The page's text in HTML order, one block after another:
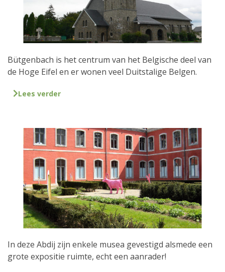
Bütgenbach is het centrum van het Belgische deel van
de Hoge Eifel en er wonen veel Duitstalige Belgen.
Lees verder
In deze Abdij zijn enkele musea gevestigd alsmede een
grote expositie ruimte, echt een aanrader!